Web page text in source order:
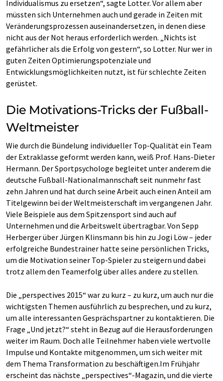
Individualismus zu ersetzen“, sagte Lotter. Vor allem aber
müssten sich Unternehmen auch und gerade in Zeiten mit
Veränderungsprozessen auseinandersetzen, in denen diese
nicht aus der Not heraus erforderlich werden. „Nichts ist
gefährlicher als die Erfolg von gestern“, so Lotter. Nur wer in
guten Zeiten Optimierungspotenziale und
Entwicklungsmöglichkeiten nutzt, ist für schlechte Zeiten
gerüstet.
Die Motivations-Tricks der Fußball-
Weltmeister
Wie durch die Bündelung individueller Top-Qualität ein Team
der Extraklasse geformt werden kann, weiß Prof. Hans-Dieter
Hermann. Der Sportpsychologe begleitet unter anderem die
deutsche Fußball-Nationalmannschaft seit nunmehr fast
zehn Jahren und hat durch seine Arbeit auch einen Anteil am
Titelgewinn bei der Weltmeisterschaft im vergangenen Jahr.
Viele Beispiele aus dem Spitzensport sind auch auf
Unternehmen und die Arbeitswelt übertragbar. Von Sepp
Herberger über Jürgen Klinsmann bis hin zu Jogi Löw – jeder
erfolgreiche Bundestrainer hatte seine persönlichen Tricks,
um die Motivation seiner Top-Spieler zu steigern und dabei
trotz allem den Teamerfolg über alles andere zu stellen.
Die „perspectives 2015“ war zu kurz – zu kurz, um auch nur die
wichtigsten Themen ausführlich zu besprechen, und zu kurz,
um alle interessanten Gesprächspartner zu kontaktieren. Die
Frage „Und jetzt?“ steht in Bezug auf die Herausforderungen
weiter im Raum. Doch alle Teilnehmer haben viele wertvolle
Impulse und Kontakte mitgenommen, um sich weiter mit
dem Thema Transformation zu beschäftigen.Im Frühjahr
erscheint das nächste „perspectives“-Magazin, und die vierte